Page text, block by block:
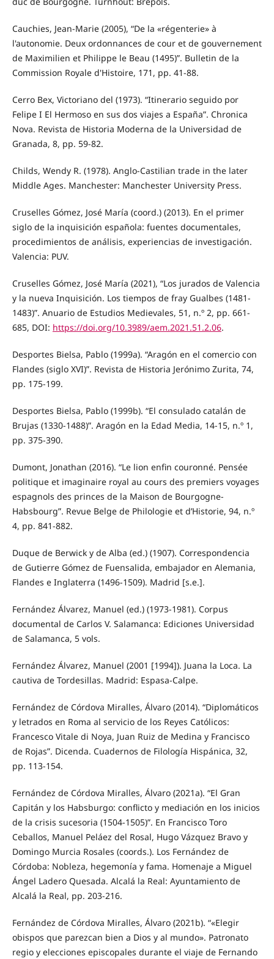
Cauchies, Jean-Marie (2005), “De la «régenterie» à
l'autonomie. Deux ordonnances de cour et de gouvernement
de Maximilien et Philippe le Beau (1495)”. Bulletin de la
Commission Royale d'Histoire, 171, pp. 41-88.
Cerro Bex, Victoriano del (1973). “Itinerario seguido por
Felipe I El Hermoso en sus dos viajes a España”. Chronica
Nova. Revista de Historia Moderna de la Universidad de
Granada, 8, pp. 59-82.
Childs, Wendy R. (1978). Anglo-Castilian trade in the later
Middle Ages. Manchester: Manchester University Press.
Cruselles Gómez, José María (coord.) (2013). En el primer
siglo de la inquisición española: fuentes documentales,
procedimientos de análisis, experiencias de investigación.
Valencia: PUV.
Cruselles Gómez, José María (2021), “Los jurados de Valencia
y la nueva Inquisición. Los tiempos de fray Gualbes (1481-
1483)”. Anuario de Estudios Medievales, 51, n.º 2, pp. 661-
685, DOI: https://doi.org/10.3989/aem.2021.51.2.06.
Desportes Bielsa, Pablo (1999a). “Aragón en el comercio con
Flandes (siglo XVI)”. Revista de Historia Jerónimo Zurita, 74,
pp. 175-199.
Desportes Bielsa, Pablo (1999b). “El consulado catalán de
Brujas (1330-1488)”. Aragón en la Edad Media, 14-15, n.º 1,
pp. 375-390.
Dumont, Jonathan (2016). “Le lion enfin couronné. Pensée
politique et imaginaire royal au cours des premiers voyages
espagnols des princes de la Maison de Bourgogne-
Habsbourg”. Revue Belge de Philologie et d’Historie, 94, n.º
4, pp. 841-882.
Duque de Berwick y de Alba (ed.) (1907). Correspondencia
de Gutierre Gómez de Fuensalida, embajador en Alemania,
Flandes e Inglaterra (1496-1509). Madrid [s.e.].
Fernández Álvarez, Manuel (ed.) (1973-1981). Corpus
documental de Carlos V. Salamanca: Ediciones Universidad
de Salamanca, 5 vols.
Fernández Álvarez, Manuel (2001 [1994]). Juana la Loca. La
cautiva de Tordesillas. Madrid: Espasa-Calpe.
Fernández de Córdova Miralles, Álvaro (2014). “Diplomáticos
y letrados en Roma al servicio de los Reyes Católicos:
Francesco Vitale di Noya, Juan Ruiz de Medina y Francisco
de Rojas”. Dicenda. Cuadernos de Filología Hispánica, 32,
pp. 113-154.
Fernández de Córdova Miralles, Álvaro (2021a). “El Gran
Capitán y los Habsburgo: conflicto y mediación en los inicios
de la crisis sucesoria (1504-1505)”. En Francisco Toro
Ceballos, Manuel Peláez del Rosal, Hugo Vázquez Bravo y
Domingo Murcia Rosales (coords.). Los Fernández de
Córdoba: Nobleza, hegemonía y fama. Homenaje a Miguel
Ángel Ladero Quesada. Alcalá la Real: Ayuntamiento de
Alcalá la Real, pp. 203-216.
Fernández de Córdova Miralles, Álvaro (2021b). “«Elegir
obispos que parezcan bien a Dios y al mundo». Patronato
regio y elecciones episcopales durante el viaje de Fernando